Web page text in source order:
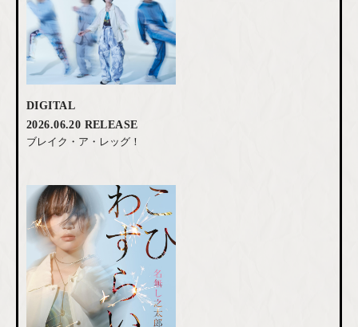
DIGITAL
2026.06.20 RELEASE
ブレイク・ア・レッグ！